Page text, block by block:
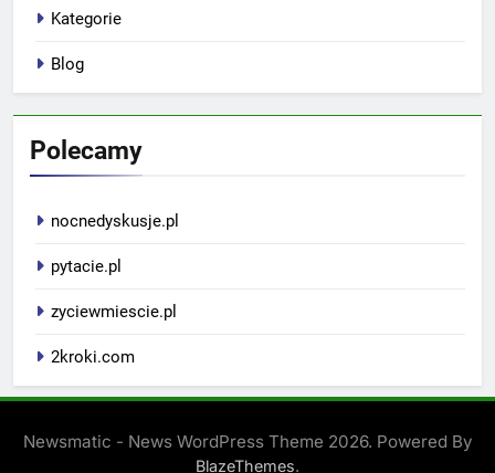
Kategorie
Blog
Polecamy
nocnedyskusje.pl
pytacie.pl
zyciewmiescie.pl
2kroki.com
Newsmatic - News WordPress Theme 2026. Powered By
BlazeThemes.